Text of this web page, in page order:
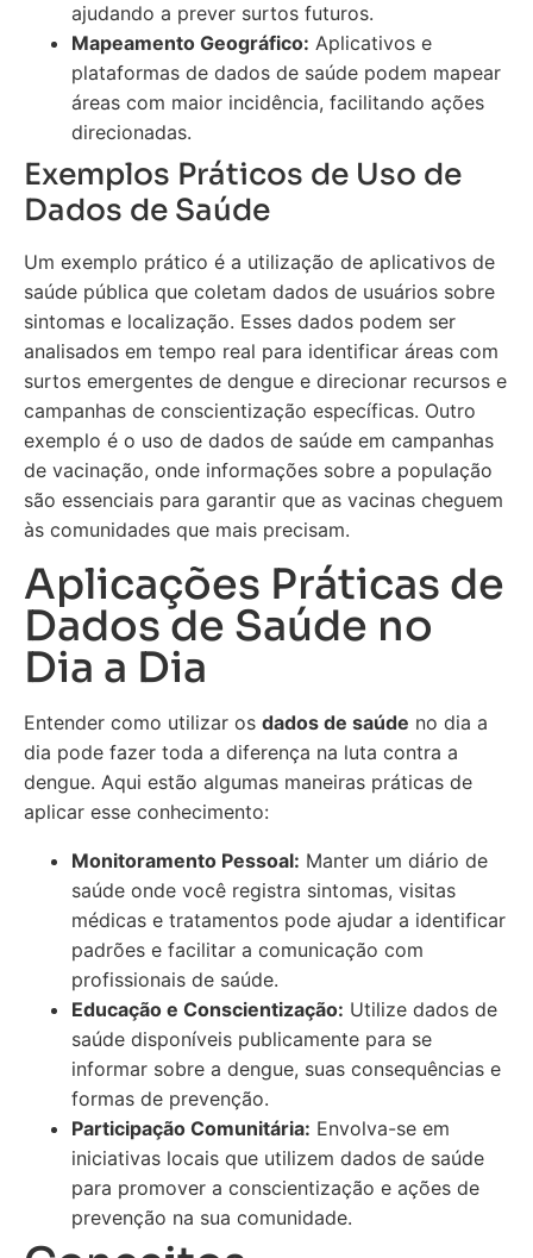
ajudando a prever surtos futuros.
Mapeamento Geográfico: Aplicativos e
plataformas de dados de saúde podem mapear
áreas com maior incidência, facilitando ações
direcionadas.
Exemplos Práticos de Uso de
Dados de Saúde
Um exemplo prático é a utilização de aplicativos de
saúde pública que coletam dados de usuários sobre
sintomas e localização. Esses dados podem ser
analisados em tempo real para identificar áreas com
surtos emergentes de dengue e direcionar recursos e
campanhas de conscientização específicas. Outro
exemplo é o uso de dados de saúde em campanhas
de vacinação, onde informações sobre a população
são essenciais para garantir que as vacinas cheguem
às comunidades que mais precisam.
Aplicações Práticas de
Dados de Saúde no
Dia a Dia
Entender como utilizar os dados de saúde no dia a
dia pode fazer toda a diferença na luta contra a
dengue. Aqui estão algumas maneiras práticas de
aplicar esse conhecimento:
Monitoramento Pessoal: Manter um diário de
saúde onde você registra sintomas, visitas
médicas e tratamentos pode ajudar a identificar
padrões e facilitar a comunicação com
profissionais de saúde.
Educação e Conscientização: Utilize dados de
saúde disponíveis publicamente para se
informar sobre a dengue, suas consequências e
formas de prevenção.
Participação Comunitária: Envolva-se em
iniciativas locais que utilizem dados de saúde
para promover a conscientização e ações de
prevenção na sua comunidade.